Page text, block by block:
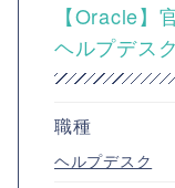
【Oracle】
ヘルプデスク
職種
ヘルプデスク